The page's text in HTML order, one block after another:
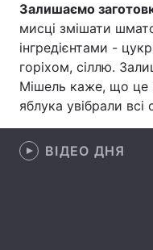
Тема оформлення
Залишаємо
мисці змішати
інгредієнтами -
горіхом, сіллю.
Мішель каже, що це
яблука увібрали всі
ВІДЕО ДНЯ